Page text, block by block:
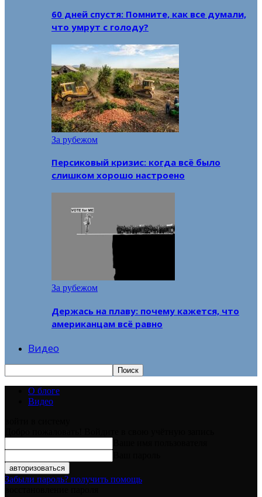
60 дней спустя: Помните, как все думали,
что умрут с голоду?
За рубежом
Персиковый кризис: когда всё было
слишком хорошо настроено
За рубежом
Держась на плаву: почему кажется, что
американцам всё равно
Видео
О блоге
Видео
Забыли пароль? получить помощь